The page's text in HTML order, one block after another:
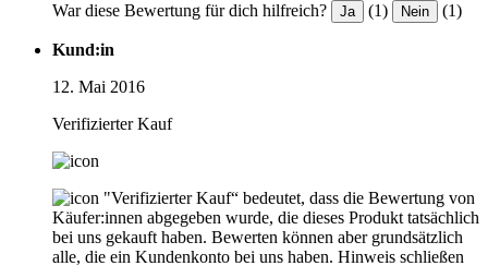
War diese Bewertung für dich hilfreich? Ja (1) Nein (1)
Kund:in
12. Mai 2016
Verifizierter Kauf
"Verifizierter Kauf“ bedeutet, dass die Bewertung von
Käufer:innen abgegeben wurde, die dieses Produkt tatsächlich
bei uns gekauft haben. Bewerten können aber grundsätzlich
alle, die ein Kundenkonto bei uns haben. Hinweis schließen